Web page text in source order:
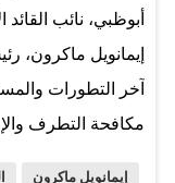
أبوظبي، نائب
إيمانويل ماكرون،
آخر التطورات
مكافحة التطرف
إيمانويل ماكرون